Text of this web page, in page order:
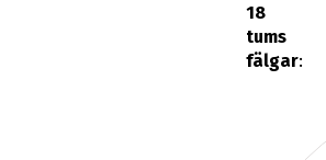
18
tums
fälgar: